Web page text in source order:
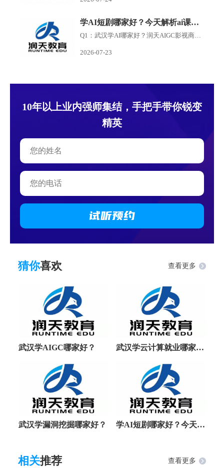
学AI短剧哪家好？今天解析ai课程的常见问答
2026-07-23
10年以上业内强师集结，手把手带你锐变
精英
试听预约
猜你喜欢 查看更多
武汉学AIGC哪家好？ 武汉学云计算就业哪家好？
武汉学漏洞挖掘哪家好？ 学AI短剧哪家好？今天解析ai课程的常见问答
相关推荐 查看更多